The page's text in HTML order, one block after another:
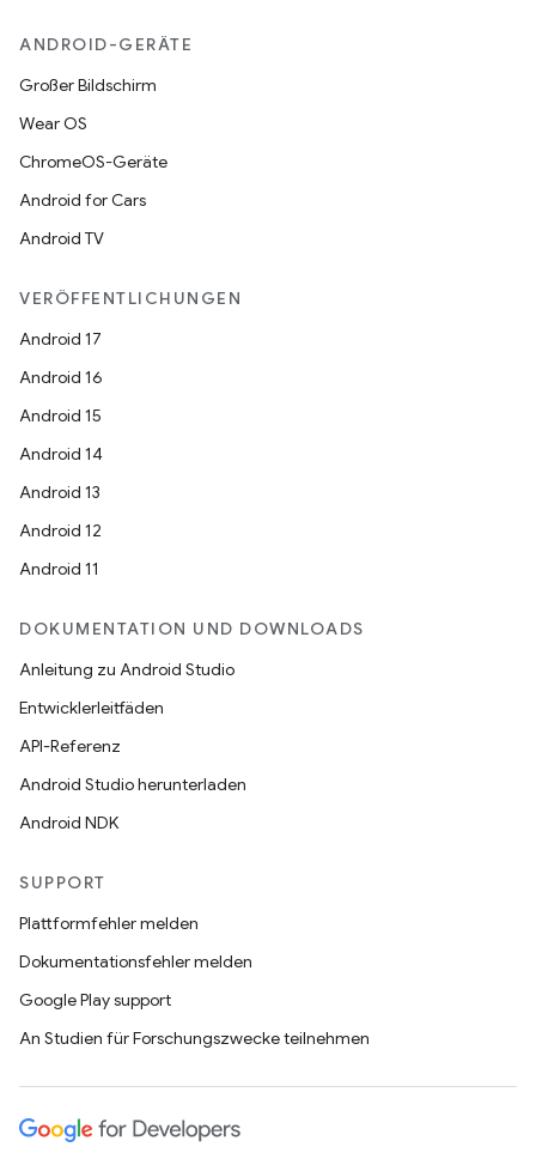
ANDROID-GERÄTE
Großer Bildschirm
Wear OS
ChromeOS-Geräte
Android for Cars
Android TV
VERÖFFENTLICHUNGEN
Android 17
Android 16
Android 15
Android 14
Android 13
Android 12
Android 11
DOKUMENTATION UND DOWNLOADS
Anleitung zu Android Studio
Entwicklerleitfäden
API-Referenz
Android Studio herunterladen
Android NDK
SUPPORT
Plattformfehler melden
Dokumentationsfehler melden
Google Play support
An Studien für Forschungszwecke teilnehmen